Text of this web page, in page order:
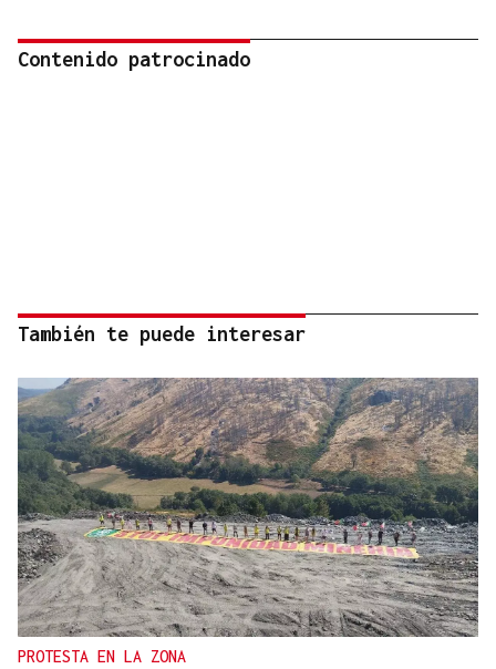
Contenido patrocinado
También te puede interesar
PROTESTA EN LA ZONA